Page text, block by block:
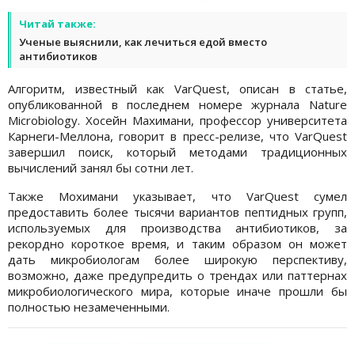
Читай также:
Ученые выяснили, как лечиться едой вместо
антибиотиков
Алгоритм, известный как VarQuest, описан в статье,
опубликованной в последнем номере журнала Nature
Microbiology. Хосейн Махимани, профессор университета
Карнеги-Меллона, говорит в пресс-релизе, что VarQuest
завершил поиск, который методами традиционных
вычислений занял бы сотни лет.
Также Мохимани указывает, что VarQuest сумел
предоставить более тысячи вариантов пептидных групп,
используемых для производства антибиотиков, за
рекордно короткое время, и таким образом он может
дать микробиологам более широкую перспективу,
возможно, даже предупредить о трендах или паттернах
микробиологического мира, которые иначе прошли бы
полностью незамеченными.